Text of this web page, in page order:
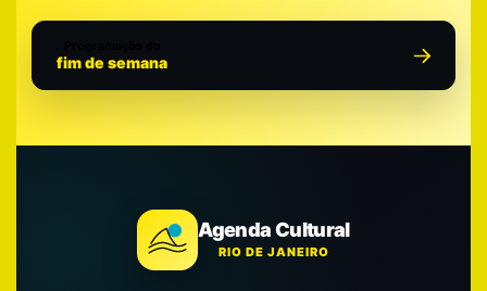
fim de semana
Agenda Cultural
RIO DE JANEIRO